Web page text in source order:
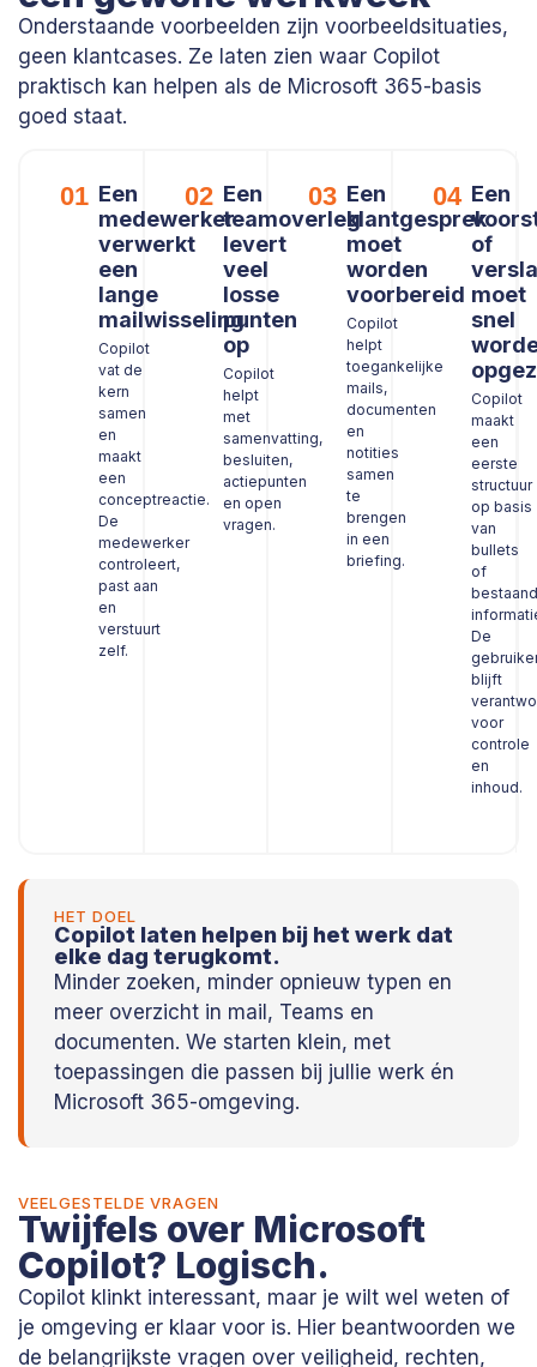
Onderstaande voorbeelden zijn voorbeeldsituaties,
geen klantcases. Ze laten zien waar Copilot
praktisch kan helpen als de Microsoft 365-basis
goed staat.
01 Een
medewerker
verwerkt
een
lange
mailwisseling
Copilot
vat de
kern
samen
en
maakt
een
conceptreactie.
De
medewerker
controleert,
past aan
en
verstuurt
zelf.
02 Een
teamoverleg
levert
veel
losse
punten
op
Copilot
helpt
met
samenvatting,
besluiten,
actiepunten
en open
vragen.
03 Een
klantgesprek
moet
worden
voorbereid
Copilot
helpt
toegankelijke
mails,
documenten
en
notities
samen
te
brengen
in een
briefing.
04 Een
of
moet
snel
Copilot
maakt
een
eerste
structuur
op basis
van
bullets
of
De
blijft
voor
controle
en
inhoud.
HET DOEL
Copilot laten helpen bij het werk dat
elke dag terugkomt.
Minder zoeken, minder opnieuw typen en
meer overzicht in mail, Teams en
documenten. We starten klein, met
toepassingen die passen bij jullie werk én
Microsoft 365-omgeving.
VEELGESTELDE VRAGEN
Twijfels over Microsoft
Copilot? Logisch.
Copilot klinkt interessant, maar je wilt wel weten of
je omgeving er klaar voor is. Hier beantwoorden we
de belangrijkste vragen over veiligheid, rechten,